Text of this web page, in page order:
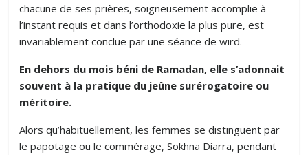
chacune de ses prières, soigneusement accomplie à
l’instant requis et dans l’orthodoxie la plus pure, est
invariablement conclue par une séance de wird.
En dehors du mois béni de Ramadan, elle s’adonnait
souvent à la pratique du jeûne surérogatoire ou
méritoire.
Alors qu’habituellement, les femmes se distinguent par
le papotage ou le commérage, Sokhna Diarra, pendant